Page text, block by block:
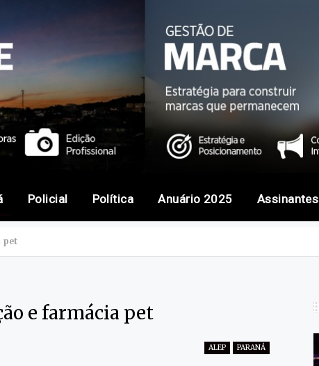
Policial Política Anuário 2025 Assinantes
pet
e farmácia pet
ALEP PARANÁ